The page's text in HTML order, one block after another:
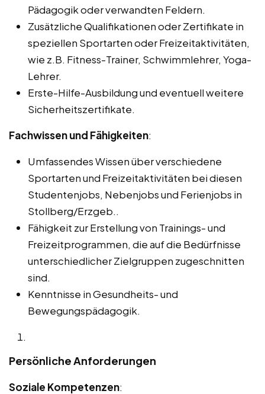
Pädagogik oder verwandten Feldern.
Zusätzliche Qualifikationen oder Zertifikate in
speziellen Sportarten oder Freizeitaktivitäten,
wie z.B. Fitness-Trainer, Schwimmlehrer, Yoga-
Lehrer.
Erste-Hilfe-Ausbildung und eventuell weitere
Sicherheitszertifikate.
Fachwissen und Fähigkeiten:
Umfassendes Wissen über verschiedene
Sportarten und Freizeitaktivitäten bei diesen
Studentenjobs, Nebenjobs und Ferienjobs in
Stollberg/Erzgeb..
Fähigkeit zur Erstellung von Trainings- und
Freizeitprogrammen, die auf die Bedürfnisse
unterschiedlicher Zielgruppen zugeschnitten
sind.
Kenntnisse in Gesundheits- und
Bewegungspädagogik.
Persönliche Anforderungen
Soziale Kompetenzen: